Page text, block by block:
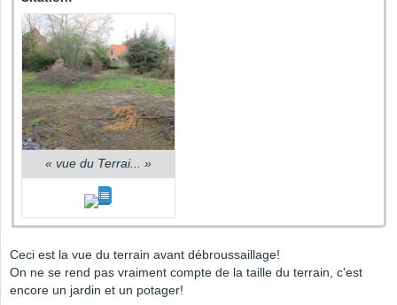
« vue du Terrai... »
Ceci est la vue du terrain avant débroussaillage!
On ne se rend pas vraiment compte de la taille du terrain, c'est
encore un jardin et un potager!